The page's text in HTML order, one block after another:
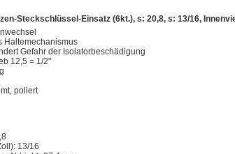
Steckschlüssel-Einsatz (6kt.), s: 20,8, s: 13/16,
Haltemechanismus
Gefahr der Isolatorbeschädigung
12,5 = 1/2"
poliert
13/16